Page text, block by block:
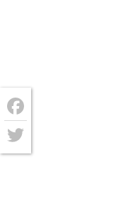
Facebook
Twitter